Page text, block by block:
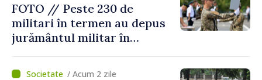
FOTO // Peste 230 de
militari în termen au depus
jurământul militar în
/ Acum 2 zile